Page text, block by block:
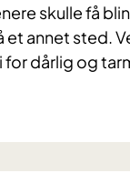
skulle få
annet sted.
dårlig og